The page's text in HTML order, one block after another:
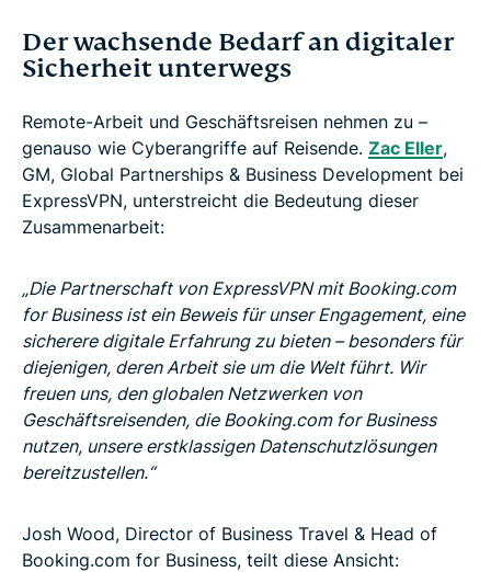
Der wachsende Bedarf an digitaler
Sicherheit unterwegs
Remote-Arbeit und Geschäftsreisen nehmen zu –
genauso wie Cyberangriffe auf Reisende. Zac Eller,
GM, Global Partnerships & Business Development bei
ExpressVPN, unterstreicht die Bedeutung dieser
Zusammenarbeit:
„Die Partnerschaft von ExpressVPN mit Booking.com
for Business ist ein Beweis für unser Engagement, eine
sicherere digitale Erfahrung zu bieten – besonders für
diejenigen, deren Arbeit sie um die Welt führt. Wir
freuen uns, den globalen Netzwerken von
Geschäftsreisenden, die Booking.com for Business
nutzen, unsere erstklassigen Datenschutzlösungen
bereitzustellen.“
Josh Wood, Director of Business Travel & Head of
Booking.com for Business, teilt diese Ansicht: